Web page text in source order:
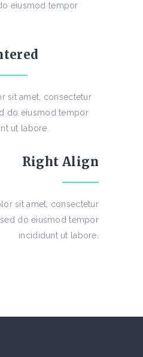
eiusmod tempor
sit amet, consectetur
do eiusmod tempor
ut labore.
Right Align
sit amet, consectetur
do eiusmod tempor
incididunt ut labore.